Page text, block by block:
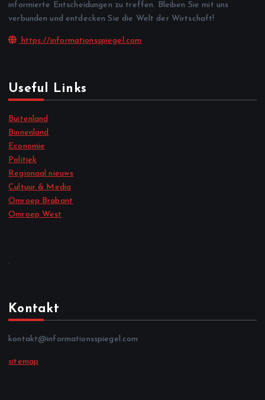
informierte Entscheidungen zu treffen. Bleiben Sie mit uns
verbunden und entdecken Sie die Welt der Wirtschaft!
https://informationsspiegel.com
Useful Links
Buitenland
Binnenland
Economie
Politiek
Regionaal nieuws
Cultuur & Media
Omroep Brabant
Omroep West
.
Kontakt
kontakt@informationsspiegel.com
sitemap